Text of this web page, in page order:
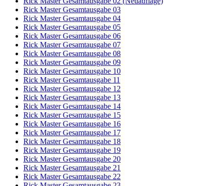
Rick Master Gesamtausgabe 03
Rick Master Gesamtausgabe 04
Rick Master Gesamtausgabe 05
Rick Master Gesamtausgabe 06
Rick Master Gesamtausgabe 07
Rick Master Gesamtausgabe 08
Rick Master Gesamtausgabe 09
Rick Master Gesamtausgabe 10
Rick Master Gesamtausgabe 11
Rick Master Gesamtausgabe 12
Rick Master Gesamtausgabe 13
Rick Master Gesamtausgabe 14
Rick Master Gesamtausgabe 15
Rick Master Gesamtausgabe 16
Rick Master Gesamtausgabe 17
Rick Master Gesamtausgabe 18
Rick Master Gesamtausgabe 19
Rick Master Gesamtausgabe 20
Rick Master Gesamtausgabe 21
Rick Master Gesamtausgabe 22